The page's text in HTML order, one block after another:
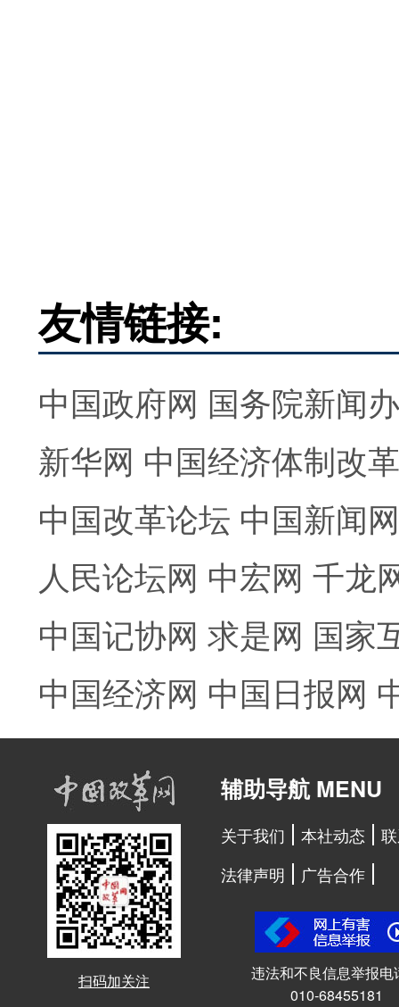
友情链接:
中国政府网 国务院新闻
新华网 中国经济体制改
中国改革论坛 中国新闻网
人民论坛网 中宏网 千龙
中国记协网 求是网 国家
中国经济网 中国日报网
扫码加关注
辅助导航 MENU
关于我们 本社动态
法律声明
广告合作
违法和不良信息举报电
010-68455181